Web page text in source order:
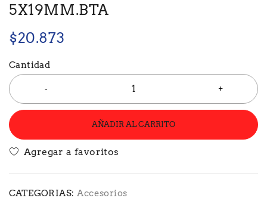
5X19MM.BTA
$20.873
Cantidad
AÑADIR AL CARRITO
CATEGORIAS: Accesorios